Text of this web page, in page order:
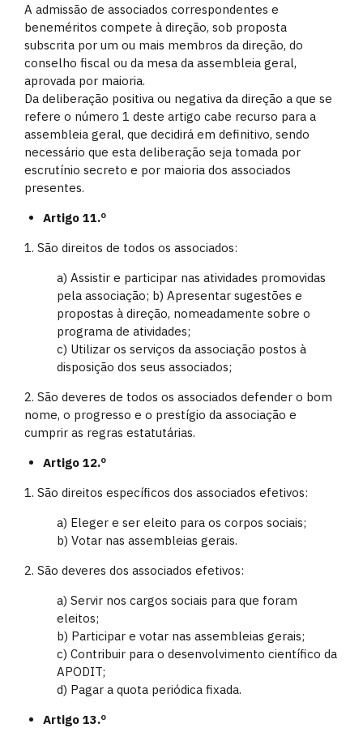
A admissão de associados correspondentes e
beneméritos compete à direção, sob proposta
subscrita por um ou mais membros da direção, do
conselho fiscal ou da mesa da assembleia geral,
aprovada por maioria.
Da deliberação positiva ou negativa da direção a que se
refere o número 1 deste artigo cabe recurso para a
assembleia geral, que decidirá em definitivo, sendo
necessário que esta deliberação seja tomada por
escrutínio secreto e por maioria dos associados
presentes.
Artigo 11.º
1. São direitos de todos os associados:
a) Assistir e participar nas atividades promovidas
pela associação; b) Apresentar sugestões e
propostas à direção, nomeadamente sobre o
programa de atividades;
c) Utilizar os serviços da associação postos à
disposição dos seus associados;
2. São deveres de todos os associados defender o bom
nome, o progresso e o prestígio da associação e
cumprir as regras estatutárias.
Artigo 12.º
1. São direitos específicos dos associados efetivos:
a) Eleger e ser eleito para os corpos sociais;
b) Votar nas assembleias gerais.
2. São deveres dos associados efetivos:
a) Servir nos cargos sociais para que foram
eleitos;
b) Participar e votar nas assembleias gerais;
c) Contribuir para o desenvolvimento científico da
APODIT;
d) Pagar a quota periódica fixada.
Artigo 13.º